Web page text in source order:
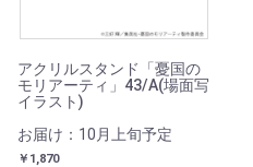
アクリルスタンド「憂国の
モリアーティ」43/A(場面写
イラスト)
お届け：10月上旬予定
￥1,870